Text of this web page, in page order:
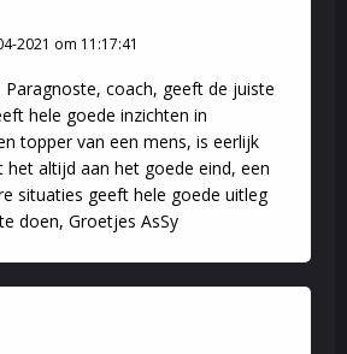
2021 om 11:17:41
Paragnoste, coach, geeft de juiste
hele goede inzichten in
topper van een mens, is eerlijk
altijd aan het goede eind, een
situaties geeft hele goede uitleg
doen, Groetjes AsSy